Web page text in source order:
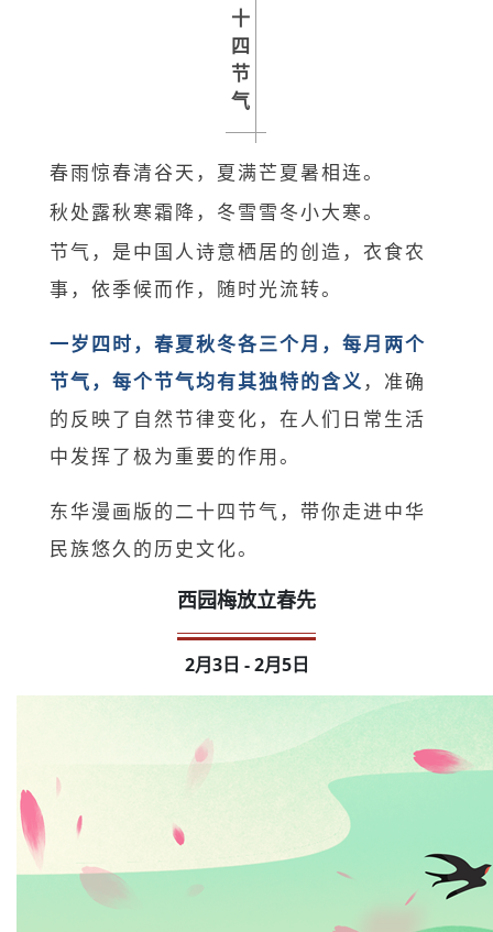
十
四
节
气
春雨惊春清谷天，夏满芒夏暑相连。
秋处露秋寒霜降，冬雪雪冬小大寒。
节气，是中国人诗意栖居的创造，衣食农
事，依季候而作，随时光流转。
一岁四时，春夏秋冬各三个月，每月两个
节气，每个节气均有其独特的含义 ，准确
的反映了自然节律变化，在人们日常生活
中发挥了极为重要的作用。
东华漫画版的二十四节气，带你走进中华
民族悠久的历史文化。
西园梅放立春先
2月3日 - 2月5日